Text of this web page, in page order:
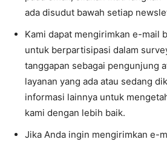
ada disudut bawah setiap
Kami dapat mengirimkan e-mail
untuk berpartisipasi dalam
tanggapan sebagai pengunjung
layanan yang ada atau sedang
informasi lainnya untuk
kami dengan lebih baik.
Jika Anda ingin mengirimkan e-